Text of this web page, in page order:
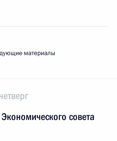
материалы
совета